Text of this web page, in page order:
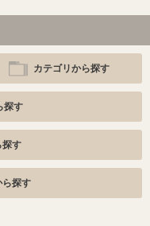
カテゴリから探す
探す
探す
ら探す